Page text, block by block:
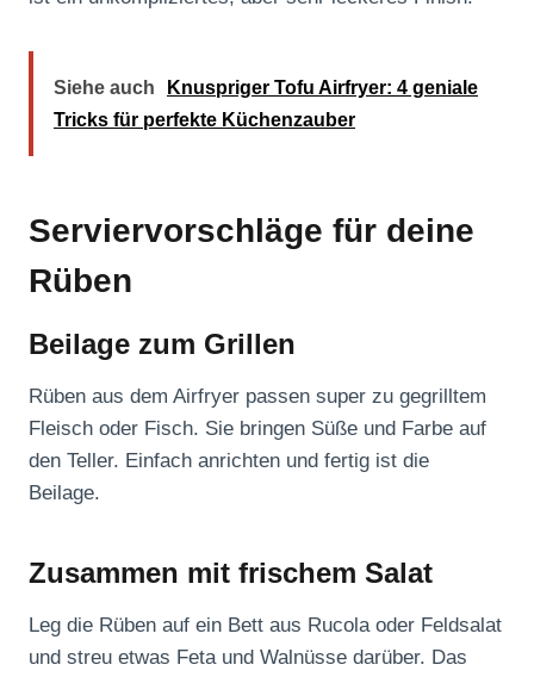
Siehe auch
Knuspriger Tofu Airfryer: 4 geniale
Tricks für perfekte Küchenzauber
Serviervorschläge für deine
Rüben
Beilage zum Grillen
Rüben aus dem Airfryer passen super zu gegrilltem
Fleisch oder Fisch. Sie bringen Süße und Farbe auf
den Teller. Einfach anrichten und fertig ist die
Beilage.
Zusammen mit frischem Salat
Leg die Rüben auf ein Bett aus Rucola oder Feldsalat
und streu etwas Feta und Walnüsse darüber. Das